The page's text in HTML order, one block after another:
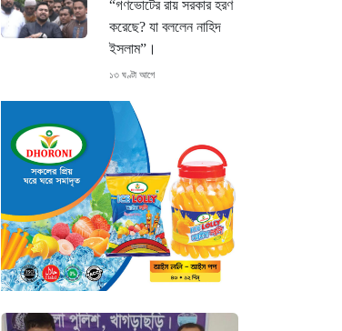
“গণভোটের রায় সরকার হরণ
করেছে? যা বললেন নাহিদ
ইসলাম”।
১৩ ঘণ্টা আগে
শেখ হাসিনা গণতন্ত্রের নাম
করে প্রতিষ্ঠানগুলো ধ্বংস
করেছেন: মির্জা ফখরুল
১৪ ঘণ্টা আগে
থাইল্যান্ডে ভয়াবহ বন্দুক
হামলা: দাদা-দাদিসহ স্কুলে
আরও ৭ জনকে হত্যা